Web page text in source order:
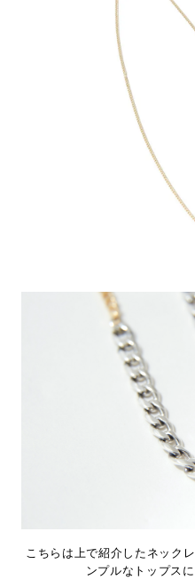
こちらは上で紹介したネック
ンプルなトップス